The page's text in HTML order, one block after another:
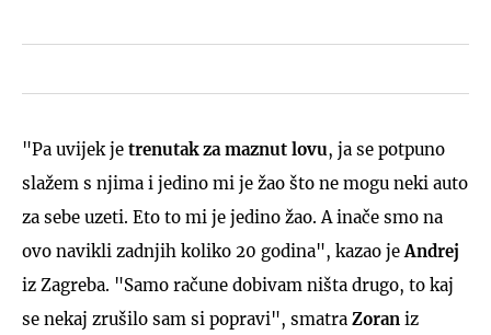
"Pa uvijek je trenutak za maznut lovu, ja se potpuno
slažem s njima i jedino mi je žao što ne mogu neki auto
za sebe uzeti. Eto to mi je jedino žao. A inače smo na
ovo navikli zadnjih koliko 20 godina", kazao jeAndrej
iz Zagreba. "Samo račune dobivam ništa drugo, to kaj
se nekaj zrušilo sam si popravi", smatra Zoran iz